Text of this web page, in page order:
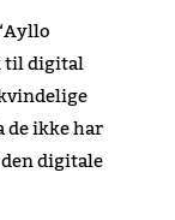
til digital
ikke har
digitale